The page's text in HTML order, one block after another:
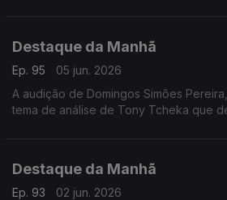
Destaque da Manhã
Ep. 95
05 jun. 2026
A audição de Domingos Simões
tema de análise de Tony Tcheka que
Destaque da Manhã
Ep. 93
02 jun. 2026